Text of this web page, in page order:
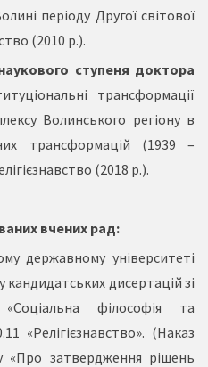
періоду Другої світової
(2010 р.).
ступеня доктора
трансформації
Волинського регіону в
трансформацій (1939 –
(2018 р.).
вчених рад:
державному університеті
кандидатських дисертацій зі
«Соціальна філософія та
«Релігієзнавство». (Наказ
затвердження рішень